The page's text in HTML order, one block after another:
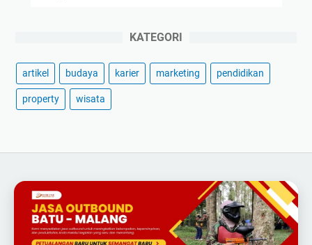
KATEGORI
artikel budaya karier marketing pendidikan
property wisata